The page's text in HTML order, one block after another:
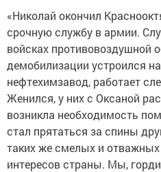
«Николай окончил
срочную службу в армии.
войсках противовоздушной
демобилизации устроился
нефтехимзавод, работает
Женился, у них с Оксаной
возникла необходимость
стал прятаться за спины
таких же смелых и
интересов страны. Мы,